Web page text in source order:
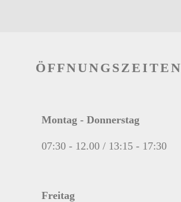
ÖFFNUNGSZEITEN
Montag - Donnerstag
07:30 - 12.00 / 13:15 - 17:30
Freitag